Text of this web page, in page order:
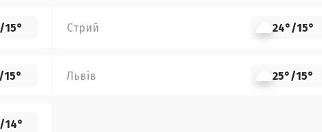
/15° Стрий 24°/15°
/15° Львів 25°/15°
/14°